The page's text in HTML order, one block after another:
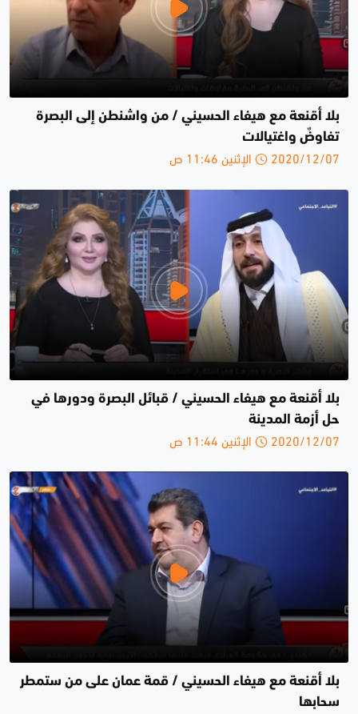
بلا أقنعة مع هيفاء الحسيني / من واشنطن إلى البصرة
تفاوضٌ واغتيالات
2020/12/07 الإثنين 11:46 ص
بلا أقنعة مع هيفاء الحسيني / قبائل البصرة ودورها في
حل أزمة المدينة
2020/12/07 الإثنين 11:44 ص
بلا أقنعة مع هيفاء الحسيني / قمة عمان على من ستمطر
سحابها